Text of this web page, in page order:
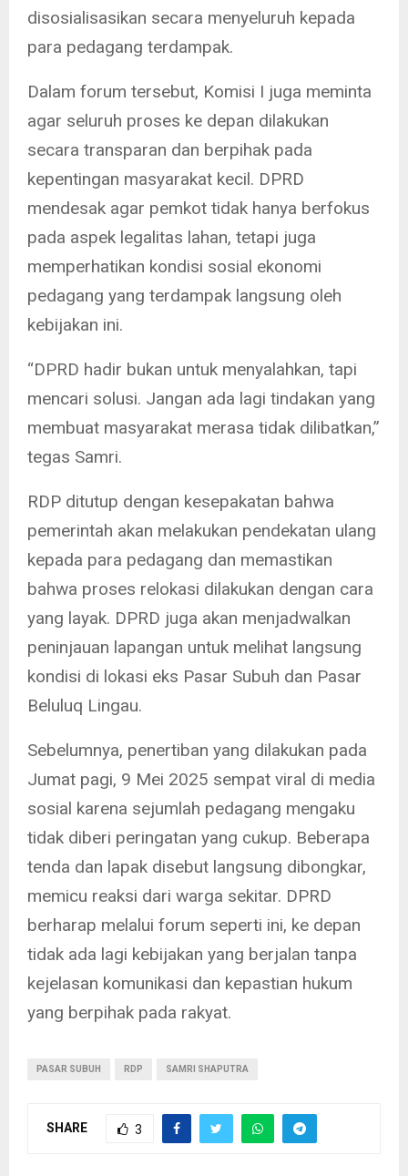
disosialisasikan secara menyeluruh kepada
para pedagang terdampak.
Dalam forum tersebut, Komisi I juga meminta
agar seluruh proses ke depan dilakukan
secara transparan dan berpihak pada
kepentingan masyarakat kecil. DPRD
mendesak agar pemkot tidak hanya berfokus
pada aspek legalitas lahan, tetapi juga
memperhatikan kondisi sosial ekonomi
pedagang yang terdampak langsung oleh
kebijakan ini.
“DPRD hadir bukan untuk menyalahkan, tapi
mencari solusi. Jangan ada lagi tindakan yang
membuat masyarakat merasa tidak dilibatkan,”
tegas Samri.
RDP ditutup dengan kesepakatan bahwa
pemerintah akan melakukan pendekatan ulang
kepada para pedagang dan memastikan
bahwa proses relokasi dilakukan dengan cara
yang layak. DPRD juga akan menjadwalkan
peninjauan lapangan untuk melihat langsung
kondisi di lokasi eks Pasar Subuh dan Pasar
Beluluq Lingau.
Sebelumnya, penertiban yang dilakukan pada
Jumat pagi, 9 Mei 2025 sempat viral di media
sosial karena sejumlah pedagang mengaku
tidak diberi peringatan yang cukup. Beberapa
tenda dan lapak disebut langsung dibongkar,
memicu reaksi dari warga sekitar. DPRD
berharap melalui forum seperti ini, ke depan
tidak ada lagi kebijakan yang berjalan tanpa
kejelasan komunikasi dan kepastian hukum
yang berpihak pada rakyat.
PASAR SUBUH RDP SAMRI SHAPUTRA
SHARE 3